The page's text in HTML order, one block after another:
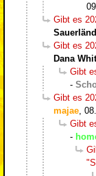
Gibt es
Gibt es
Dana
Gibt
-
Gibt es
majae
Gibt
-